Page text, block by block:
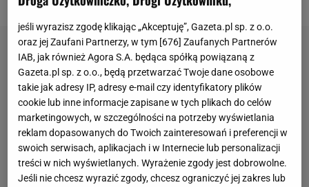
jeśli wyrazisz zgodę klikając „Akceptuję”, Gazeta.pl sp. z o.o.
oraz jej Zaufani Partnerzy, w tym [676] Zaufanych Partnerów
IAB, jak również Agora S.A. będąca spółką powiązaną z
Gazeta.pl sp. z o.o., będą przetwarzać Twoje dane osobowe
takie jak adresy IP, adresy e-mail czy identyfikatory plików
cookie lub inne informacje zapisane w tych plikach do celów
marketingowych, w szczególności na potrzeby wyświetlania
reklam dopasowanych do Twoich zainteresowań i preferencji w
swoich serwisach, aplikacjach i w Internecie lub personalizacji
treści w nich wyświetlanych. Wyrażenie zgody jest dobrowolne.
Jeśli nie chcesz wyrazić zgody, chcesz ograniczyć jej zakres lub